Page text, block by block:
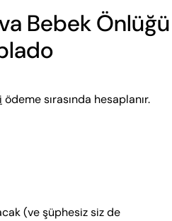
Bebek Önlüğü
ödeme sırasında hesaplanır.
(ve şüphesiz siz de